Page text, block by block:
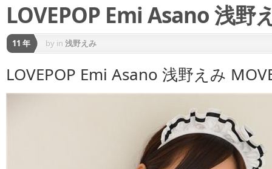
LOVEPOP Emi Asano 浅野
11 年 by in 浅野えみ
LOVEPOP Emi Asano 浅野えみ